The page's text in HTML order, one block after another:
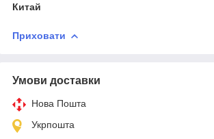
Китай
Приховати
Умови доставки
Нова Пошта
Укрпошта